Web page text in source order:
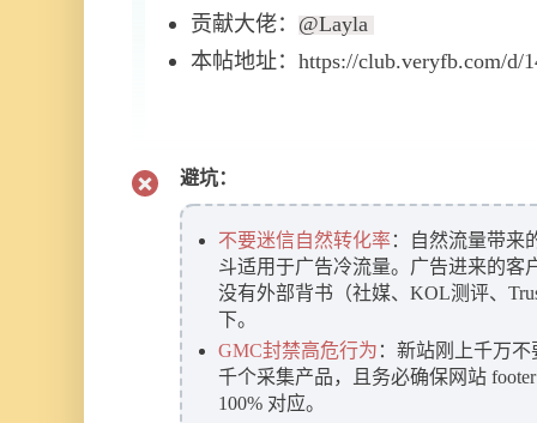
贡献大佬： @Layla
本帖地址：https://club.veryfb.com/d/
避坑：
不要迷信自然转化率：自然流量带来
斗适用于广告冷流量。广告进来的客
没有外部背书（社媒、KOL测评、
下。
GMC封禁高危行为 ：新站刚上千万
千个采集产品，且务必确保网站
100% 对应。